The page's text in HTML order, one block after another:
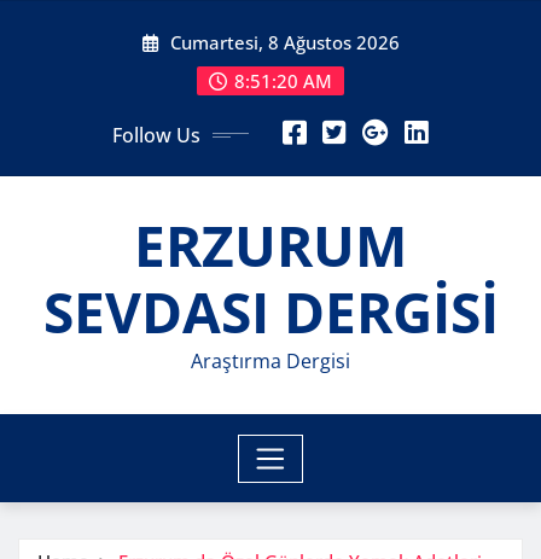
Cumartesi, 8 Ağustos 2026
8:51:22 AM
Follow Us
ERZURUM
SEVDASI DERGİSİ
Araştırma Dergisi